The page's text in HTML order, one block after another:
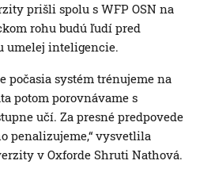
prišli spolu s WFP OSN na
rohu budú ľudí pred
umelej inteligencie.
počasia systém trénujeme na
potom porovnávame s
učí. Za presné predpovede
penalizujeme,“ vysvetlila
v Oxforde Shruti Nathová.